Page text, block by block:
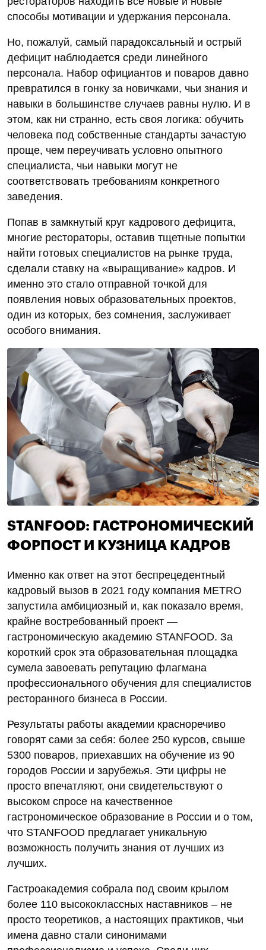
способы мотивации и удержания персонала.
Но, пожалуй, самый парадоксальный и острый
дефицит наблюдается среди линейного
персонала. Набор официантов и поваров давно
превратился в гонку за новичками, чьи знания и
навыки в большинстве случаев равны нулю. И в
этом, как ни странно, есть своя логика: обучить
человека под собственные стандарты зачастую
проще, чем переучивать условно опытного
специалиста, чьи навыки могут не
соответствовать требованиям конкретного
заведения.
Попав в замкнутый круг кадрового дефицита,
многие рестораторы, оставив тщетные попытки
найти готовых специалистов на рынке труда,
сделали ставку на «выращивание» кадров. И
именно это стало отправной точкой для
появления новых образовательных проектов,
один из которых, без сомнения, заслуживает
особого внимания.
STANFOOD: ГАСТРОНОМИЧЕСКИЙ
ФОРПОСТ И КУЗНИЦА КАДРОВ
Именно как ответ на этот беспрецедентный
кадровый вызов в 2021 году компания METRO
запустила амбициозный и, как показало время,
крайне востребованный проект —
гастрономическую академию STANFOOD. За
короткий срок эта образовательная площадка
сумела завоевать репутацию флагмана
профессионального обучения для специалистов
ресторанного бизнеса в России.
Результаты работы академии красноречиво
говорят сами за себя: более 250 курсов, свыше
5300 поваров, приехавших на обучение из 90
городов России и зарубежья. Эти цифры не
просто впечатляют, они свидетельствуют о
высоком спросе на качественное
гастрономическое образование в России и о том,
что STANFOOD предлагает уникальную
возможность получить знания от лучших из
лучших.
Гастроакадемия собрала под своим крылом
более 110 высококлассных наставников – не
просто теоретиков, а настоящих практиков, чьи
имена давно стали синонимами